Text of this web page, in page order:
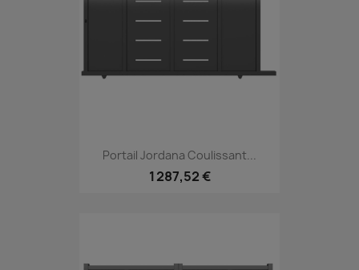
Portail Jordana Coulissant...
1 287,52 €